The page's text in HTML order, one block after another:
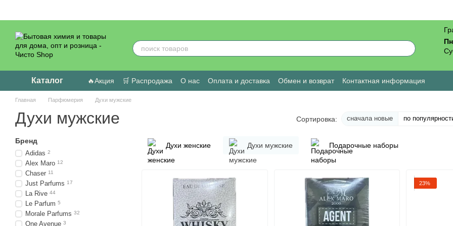
Каталог 🔥Акция 🛒 Распродажа О нас Оплата и доставка Обмен и возврат
Контактная информация
Пользовательское соглашение
Отзывы о магазине
Главная Парфюмерия Духи мужские
Духи мужские Сортировка: сначала новые по
Духи женские Духи мужские Подарочные наборы
23%
Бренд
Adidas 2
Alex Maro 12
Chaser 11
Just Parfums 17
La Rive 44
Le Parfum 5
Morale Parfums 32
One Avenue 3